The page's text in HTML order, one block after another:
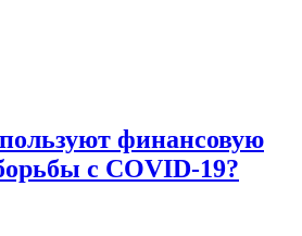
финансовую
с COVID-19?